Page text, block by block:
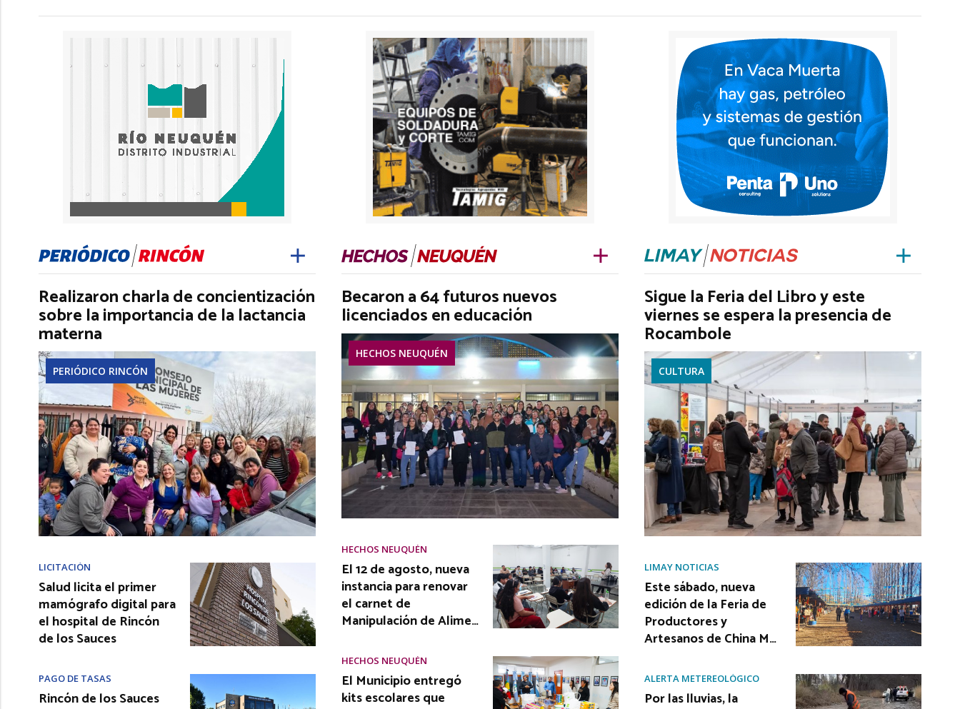
Realizaron charla de concientización
sobre la importancia de la lactancia
materna
PERIÓDICO RINCÓN
LICITACIÓN
Salud licita el primer
mamógrafo digital para
el hospital de Rincón
de los Sauces
PAGO DE TASAS
Rincón de los Sauces
Becaron a 64 futuros nuevos
licenciados en educación
HECHOS NEUQUÉN
HECHOS NEUQUÉN
El 12 de agosto, nueva
instancia para renovar
el carnet de
Manipulación de Alime…
HECHOS NEUQUÉN
El Municipio entregó
kits escolares que
Sigue la Feria del Libro y este
viernes se espera la presencia de
Rocambole
CULTURA
LIMAY NOTICIAS
Este sábado, nueva
edición de la Feria de
Productores y
Artesanos de China M…
ALERTA METEREOLÓGICO
Por las lluvias, la